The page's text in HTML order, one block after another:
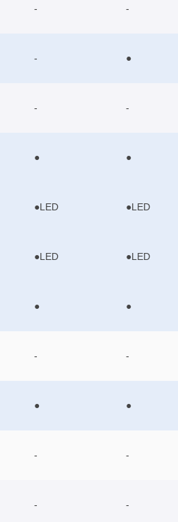
- -
- ●
- -
● ●
●LED ●LED
●LED ●LED
● ●
- -
● ●
- -
- -